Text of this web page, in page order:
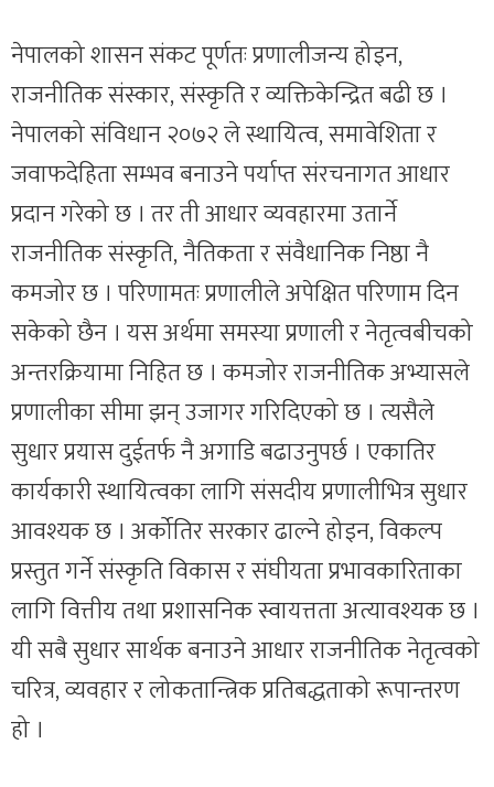
नेपालको शासन संकट पूर्णतः प्रणालीजन्य होइन,
राजनीतिक संस्कार, संस्कृति र व्यक्तिकेन्द्रित बढी छ ।
नेपालको संविधान २०७२ ले स्थायित्व, समावेशिता र
जवाफदेहिता सम्भव बनाउने पर्याप्त संरचनागत आधार
प्रदान गरेको छ । तर ती आधार व्यवहारमा उतार्ने
राजनीतिक संस्कृति, नैतिकता र संवैधानिक निष्ठा नै
कमजोर छ । परिणामतः प्रणालीले अपेक्षित परिणाम दिन
सकेको छैन । यस अर्थमा समस्या प्रणाली र नेतृत्वबीचको
अन्तरक्रियामा निहित छ । कमजोर राजनीतिक अभ्यासले
प्रणालीका सीमा झन् उजागर गरिदिएको छ । त्यसैले
सुधार प्रयास दुईतर्फ नै अगाडि बढाउनुपर्छ । एकातिर
कार्यकारी स्थायित्वका लागि संसदीय प्रणालीभित्र सुधार
आवश्यक छ । अर्कोतिर सरकार ढाल्ने होइन, विकल्प
प्रस्तुत गर्ने संस्कृति विकास र संघीयता प्रभावकारिताका
लागि वित्तीय तथा प्रशासनिक स्वायत्तता अत्यावश्यक छ ।
यी सबै सुधार सार्थक बनाउने आधार राजनीतिक नेतृत्वको
चरित्र, व्यवहार र लोकतान्त्रिक प्रतिबद्धताको रूपान्तरण
हो ।